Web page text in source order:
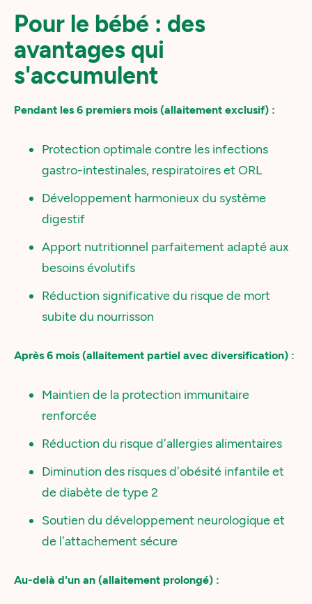
Pour le bébé : des
avantages qui
s'accumulent
Pendant les 6 premiers mois (allaitement exclusif) :
Protection optimale contre les infections
gastro-intestinales, respiratoires et ORL
Développement harmonieux du système
digestif
Apport nutritionnel parfaitement adapté aux
besoins évolutifs
Réduction significative du risque de mort
subite du nourrisson
Après 6 mois (allaitement partiel avec diversification) :
Maintien de la protection immunitaire
renforcée
Réduction du risque d'allergies alimentaires
Diminution des risques d'obésité infantile et
de diabète de type 2
Soutien du développement neurologique et
de l'attachement sécure
Au-delà d'un an (allaitement prolongé) :